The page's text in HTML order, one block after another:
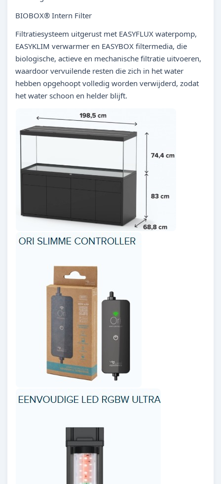
BIOBOX® Intern Filter
Filtratiesysteem uitgerust met EASYFLUX waterpomp,
EASYKLIM verwarmer en EASYBOX filtermedia, die
biologische, actieve en mechanische filtratie uitvoeren,
waardoor vervuilende resten die zich in het water
hebben opgehoopt volledig worden verwijderd, zodat
het water schoon en helder blijft.